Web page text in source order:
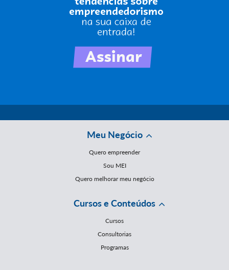
Meu Negócio
Quero empreender
Sou MEI
Quero melhorar meu negócio
Cursos e Conteúdos
Cursos
Consultorias
Programas